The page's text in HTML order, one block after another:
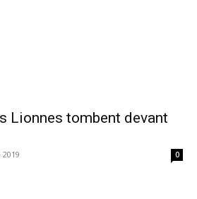
Lionnes tombent devant
0